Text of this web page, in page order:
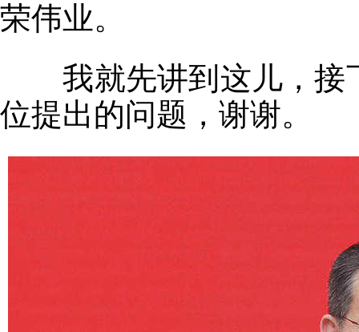
荣伟业。
我就先讲到这儿，接
位提出的问题，谢谢。